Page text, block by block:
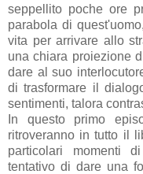
seppellito poche ore
parabola di
vita per arrivare allo
una chiara proiezione
dare al suo
di trasformare il
sentimenti, talora
In questo primo
ritroveranno in tutto il
particolari momenti
tentativo di dare una